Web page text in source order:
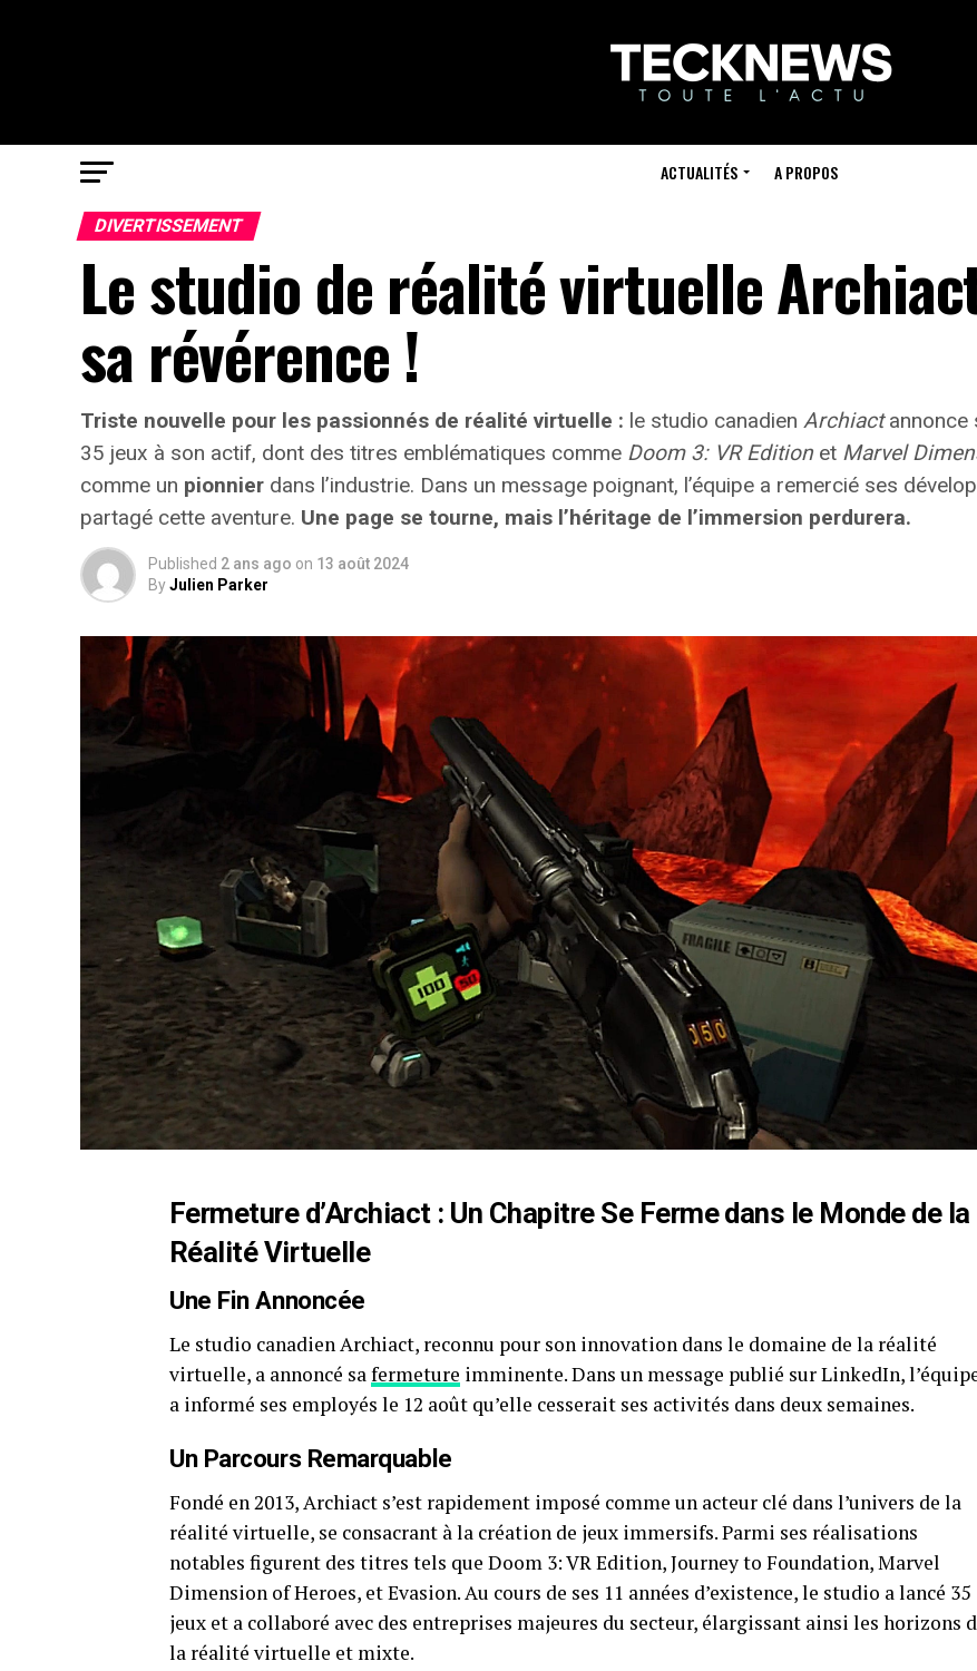
ACTUALITÉS A PROPOS
DIVERTISSEMENT
Le studio de réalité virtuelle
sa révérence !
Triste nouvelle pour les passionnés de réalité virtuelle : le studio canadien Archiactannonce
35 jeux à son actif, dont des titres emblématiques comme Doom 3: VR Edition et Marvel
comme un pionnier dans l’industrie. Dans un message poignant, l’équipe a remercié ses
partagé cette aventure. Une page se tourne, mais l’héritage de l’immersion perdurera.
Published 2 ans ago on 13 août 2024
ByJulien Parker
Fermeture d’Archiact: Un Chapitre Se Ferme dans le Monde de la
Réalité Virtuelle
Une Fin Annoncée
Le studio canadien Archiact, reconnu pour son innovation dans le domaine de la réalité
virtuelle, a annoncé safermeture imminente. Dans un message publié sur LinkedIn,
a informé ses employés le 12 août qu’elle cesserait ses activités dans deux semaines.
Un Parcours Remarquable
Fondé en 2013, Archiact s’est rapidement imposé comme un acteur clé dans l’univers de la
réalité virtuelle, se consacrant à la création de jeux immersifs. Parmi ses réalisations
notables figurent des titres tels que Doom 3: VR Edition, Journey to Foundation, Marvel
Dimension of Heroes, et Evasion. Au cours de ses 11 années d’existence, le studio a lancé 35
jeux et a collaboré avec des entreprises majeures du secteur, élargissant ainsi les horizons
la réalité virtuelle et mixte.